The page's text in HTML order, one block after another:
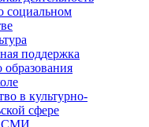
социальном
поддержка
образования
в культурно-
сфере